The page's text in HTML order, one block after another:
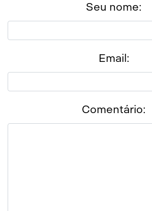
Seu nome:
Email:
Comentário: